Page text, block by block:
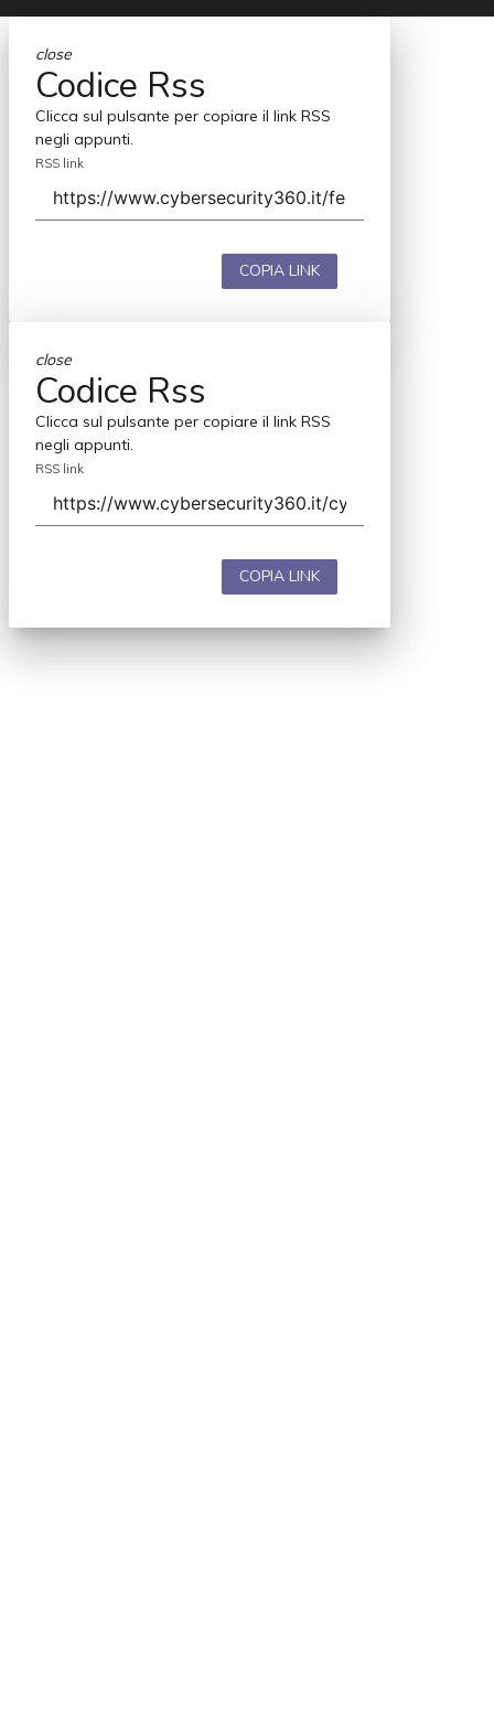
close
Codice Rss
Clicca sul pulsante per copiare il link RSS
negli appunti.
RSS link
COPIA LINK
close
Codice Rss
Clicca sul pulsante per copiare il link RSS
negli appunti.
RSS link
COPIA LINK